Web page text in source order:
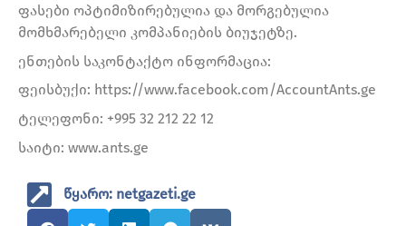
ფასები ოპტიმიზირებულია და მორგებულია
მომხმარებელი კომპანიების ბიუჯეტზე.
ენთების საკონტაქტო ინფორმაცია:
ფეისბუქი: https://www.facebook.com/AccountAnts.ge
ტელეფონი: +995 32 212 22 12
საიტი: www.ants.ge
წყარო: netgazeti.ge